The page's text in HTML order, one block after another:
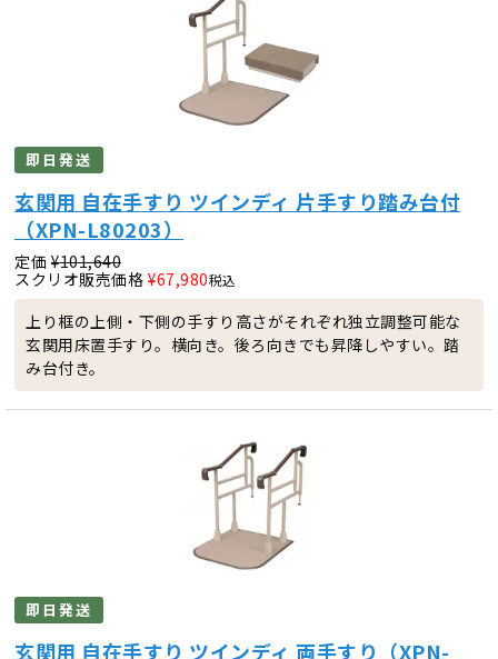
即日発送
玄関用 自在手すり ツインディ 片手すり踏み台付
（XPN-L80203）
定価 ¥101,640
スクリオ販売価格 ¥67,980税込
上り框の上側・下側の手すり高さがそれぞれ独立調整可能な
玄関用床置手すり。横向き。後ろ向きでも昇降しやすい。踏
み台付き。
即日発送
玄関用 自在手すり ツインディ 両手すり（XPN-